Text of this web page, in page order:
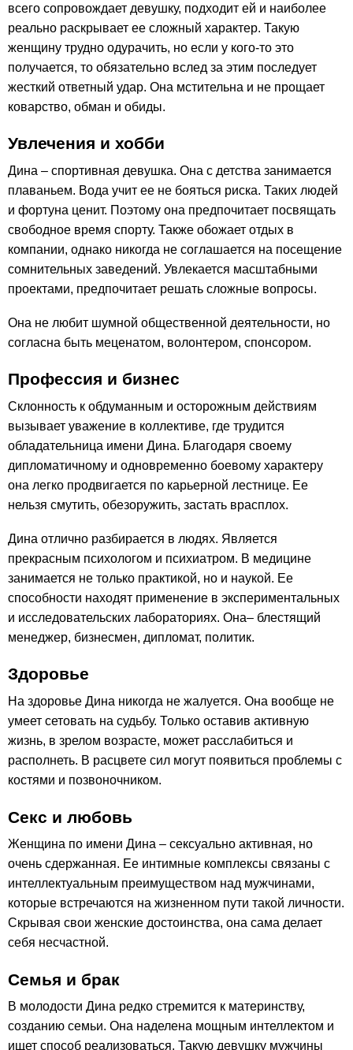
всего сопровождает девушку, подходит ей и наиболее
реально раскрывает ее сложный характер. Такую
женщину трудно одурачить, но если у кого-то это
получается, то обязательно вслед за этим последует
жесткий ответный удар. Она мстительна и не прощает
коварство, обман и обиды.
Увлечения и хобби
Дина – спортивная девушка. Она с детства занимается
плаваньем. Вода учит ее не бояться риска. Таких людей
и фортуна ценит. Поэтому она предпочитает посвящать
свободное время спорту. Также обожает отдых в
компании, однако никогда не соглашается на посещение
сомнительных заведений. Увлекается масштабными
проектами, предпочитает решать сложные вопросы.
Она не любит шумной общественной деятельности, но
согласна быть меценатом, волонтером, спонсором.
Профессия и бизнес
Склонность к обдуманным и осторожным действиям
вызывает уважение в коллективе, где трудится
обладательница имени Дина. Благодаря своему
дипломатичному и одновременно боевому характеру
она легко продвигается по карьерной лестнице. Ее
нельзя смутить, обезоружить, застать врасплох.
Дина отлично разбирается в людях. Является
прекрасным психологом и психиатром. В медицине
занимается не только практикой, но и наукой. Ее
способности находят применение в экспериментальных
и исследовательских лабораториях. Она– блестящий
менеджер, бизнесмен, дипломат, политик.
Здоровье
На здоровье Дина никогда не жалуется. Она вообще не
умеет сетовать на судьбу. Только оставив активную
жизнь, в зрелом возрасте, может расслабиться и
располнеть. В расцвете сил могут появиться проблемы с
костями и позвоночником.
Секс и любовь
Женщина по имени Дина – сексуально активная, но
очень сдержанная. Ее интимные комплексы связаны с
интеллектуальным преимуществом над мужчинами,
которые встречаются на жизненном пути такой личности.
Скрывая свои женские достоинства, она сама делает
себя несчастной.
Семья и брак
В молодости Дина редко стремится к материнству,
созданию семьи. Она наделена мощным интеллектом и
ищет способ реализоваться. Такую девушку мужчины